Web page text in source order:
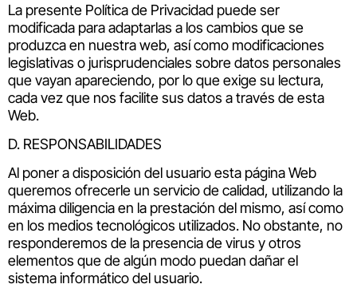
La presente Política de Privacidad puede ser
modificada para adaptarlas a los cambios que se
produzca en nuestra web, así como modificaciones
legislativas o jurisprudenciales sobre datos personales
que vayan apareciendo, por lo que exige su lectura,
cada vez que nos facilite sus datos a través de esta
Web.
D. RESPONSABILIDADES
Al poner a disposición del usuario esta página Web
queremos ofrecerle un servicio de calidad, utilizando la
máxima diligencia en la prestación del mismo, así como
en los medios tecnológicos utilizados. No obstante, no
responderemos de la presencia de virus y otros
elementos que de algún modo puedan dañar el
sistema informático del usuario.